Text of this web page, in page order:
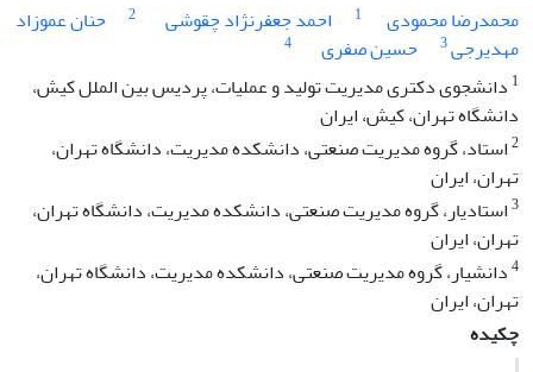
محمدرضا محمودی
1 احمد جعفرنژاد چقوشی 2
حنان عموزاد
مهدیرجی3 حسین صفری
4
1 دانشجوی دکتری مدیریت تولید و عملیات، پردیس بین الملل کیش،
دانشگاه تهران، کیش، ایران
2استاد، گروه مدیریت صنعتی، دانشکده مدیریت، دانشگاه تهران،
تهران، ایران
3استادیار، گروه مدیریت صنعتی، دانشکده مدیریت، دانشگاه تهران،
تهران، ایران
4دانشیار، گروه مدیریت صنعتی، دانشکده مدیریت، دانشگاه تهران،
تهران، ایران
چکیده